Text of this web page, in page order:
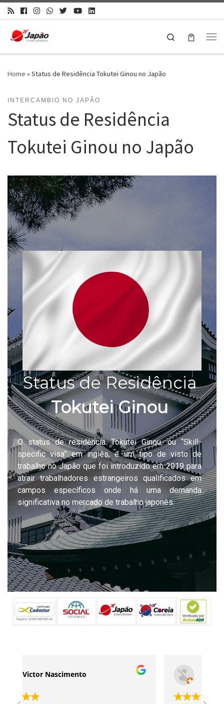
Search
Home »Status de Residência Tokutei Ginou no Japão
INTERCAMBIO NO JAPÃO
Status de Residência
Tokutei Ginou no Japão
Status de Residência
Tokutei Ginou
O status de residência Tokutei Ginou, ou “Skill-
specific visa” em inglês, é um tipo de visto de
trabalho no Japão que foi introduzido em 2019 para
atrair trabalhadores estrangeiros qualificados em
campos específicos onde há uma demanda
significativa no mercado de trabalho japonês.
Renata Souza